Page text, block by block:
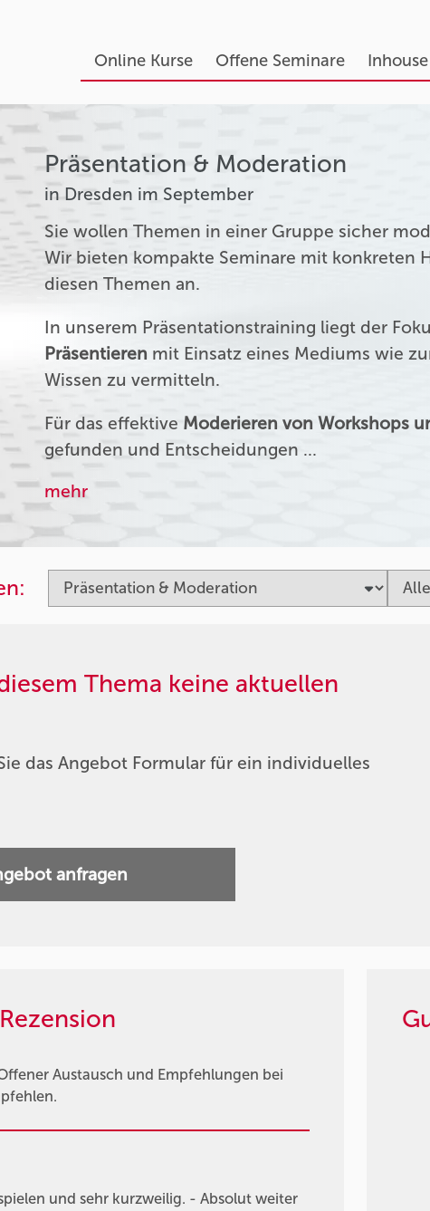
Online Kurse Offene Seminare
Präsentation & Moderation
in Dresden im September
Sie wollen Themen in einer Gruppe sicher
Wir bieten kompakte Seminare mit konkreten
diesen Themen an.
In unserem Präsentationstraining liegt der
Präsentieren mit Einsatz eines Mediums wie
Wissen zu vermitteln.
Für das effektive Moderieren von Workshops
gefunden und Entscheidungen …
mehr
Thema keine aktuellen
das Angebot Formular für ein individuelles
anfragen
Austausch und Empfehlungen bei
und sehr kurzweilig. - Absolut weiter